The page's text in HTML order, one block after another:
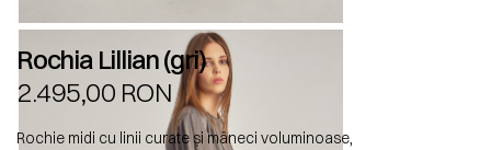
Rochia Lillian (gri)
2.495,00 RON
Rochie midi cu linii curate și mâneci voluminoase,